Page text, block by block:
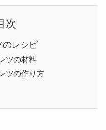
次
のレシピ
ツの材料
ツの作り方